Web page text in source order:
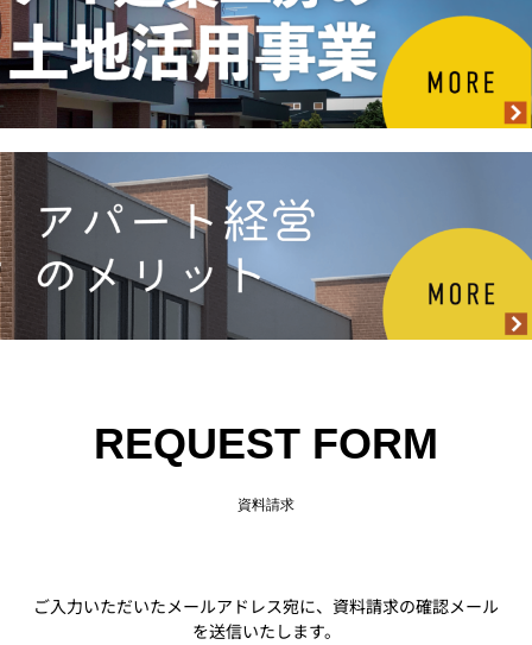
REQUEST FORM
資料請求
ご入力いただいたメールアドレス宛に、資料請求の確認メール
を送信いたします。